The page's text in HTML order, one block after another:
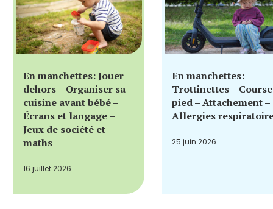
En manchettes: Jouer
dehors – Organiser sa
cuisine avant bébé –
Écrans et langage –
Jeux de société et
maths
16 juillet 2026
En manchettes:
Trottinettes –
pied – Attachement –
Allergies
25 juin 2026